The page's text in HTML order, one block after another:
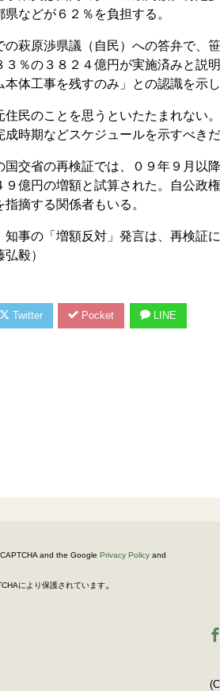
などが６２％を負担する。
の萩原渉県議（自民）への答弁で、
３％の３８２４億円が実施済みと説
本体工事を残すのみ」との認識を示し
住民のことを思うといたたまれない
成時期などスケジュールを示すべきだ
国交省の再検証では、０９年９月以
９億円の増額と試算された。自公政
摘する関係者もいる。
知事の「増額反対」発言は、再検証
毅）
Twitter Pocket LINE
and the Google Privacy Policy and
により保護されています。